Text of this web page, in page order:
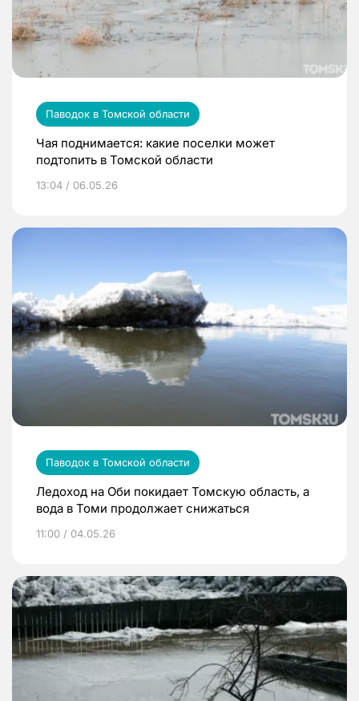
Паводок в Томской области
Чая поднимается: какие поселки может
подтопить в Томской области
13:04 / 06.05.26
Паводок в Томской области
Ледоход на Оби покидает Томскую область, а
вода в Томи продолжает снижаться
11:00 / 04.05.26